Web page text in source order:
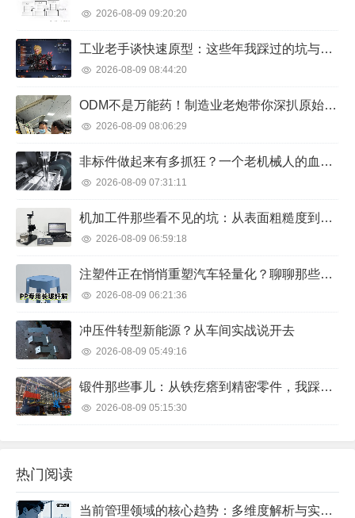
2026-08-09 09:20:20
工业老手谈快速原型：这些年我踩过的坑与捡到的宝
2026-08-09 08:44:20
ODM不是万能药！制造业老炮带你深扒原始设计制造商的那些坑与机遇
2026-08-09 08:06:29
非标件做起来有多抓狂？一个老机械人的血泪经验
2026-08-09 07:31:11
机加工件那些看不见的坑：从表面粗糙度到尺寸超差，老质检的血泪经验
2026-08-09 06:59:18
注塑件正在悄悄重塑汽车轻量化？聊聊那些不被注意的细节
2026-08-09 06:21:36
冲压件转型新能源？从车间实战说开去
2026-08-09 05:49:16
锻件那些事儿：从铁疙瘩到精密零件，我踩过的坑与悟出的门道
2026-08-09 05:15:30
热门阅读
当前管理领域的核心趋势：多维度解析与实践方向